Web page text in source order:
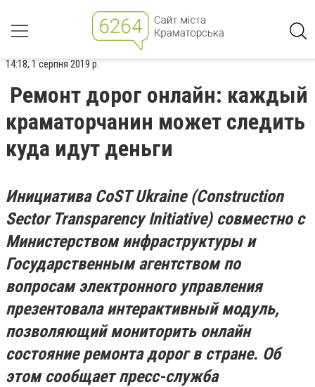
14:18, 1 серпня 2019 р.
Ремонт дорог онлайн: каждый
краматорчанин может следить
куда идут деньги
Инициатива CoST Ukraine (Construction
Sector Transparency Initiative) совместно с
Министерством инфраструктуры и
Государственным агентством по
вопросам электронного управления
презентовала интерактивный модуль,
позволяющий мониторить онлайн
состояние ремонта дорог в стране. Об
этом сообщает пресс-служба